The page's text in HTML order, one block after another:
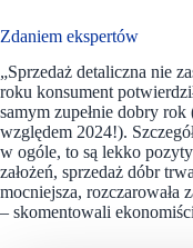
Zdaniem ekspertów
„Sprzedaż detaliczna nie
roku konsument
samym zupełnie dobry rok
względem 2024!).
w ogóle, to są lekko
założeń, sprzedaż dóbr
mocniejsza, rozczarowała
– skomentowali